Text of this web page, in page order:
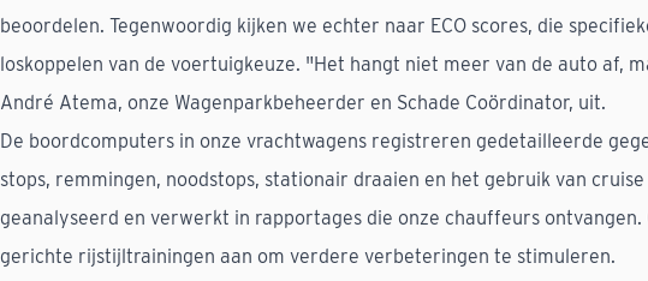
beoordelen. Tegenwoordig kijken we echter naar ECO scores, die
loskoppelen van de voertuigkeuze. "Het hangt niet meer van de auto af,
André Atema, onze Wagenparkbeheerder en Schade Coördinator, uit.
De boordcomputers in onze vrachtwagens registreren gedetailleerde
stops, remmingen, noodstops, stationair draaien en het gebruik van
geanalyseerd en verwerkt in rapportages die onze chauffeurs
gerichte rijstijltrainingen aan om verdere verbeteringen te stimuleren.